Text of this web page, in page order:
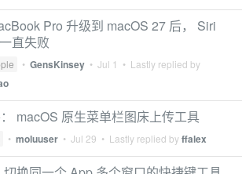
Pro 升级到 macOS 27 后， Siri
直失败
• GensKinsey • Jul 1 • Lastly replied by
macOS 原生菜单栏图床上传工具
• moluuser • Jul 29 • Lastly replied byffalex